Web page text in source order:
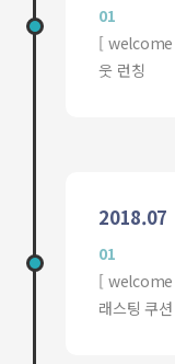
01
[ welcome
웃 런칭
2018.07
01
[ welcome
래스팅 쿠